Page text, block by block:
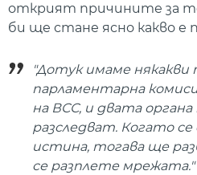
открият причините за
би ще стане ясно какво е
"Дотук имаме някакви
парламентарна
на ВСС, и двата
разследват. Когато
истина, тогава ще
се разплете мрежата."